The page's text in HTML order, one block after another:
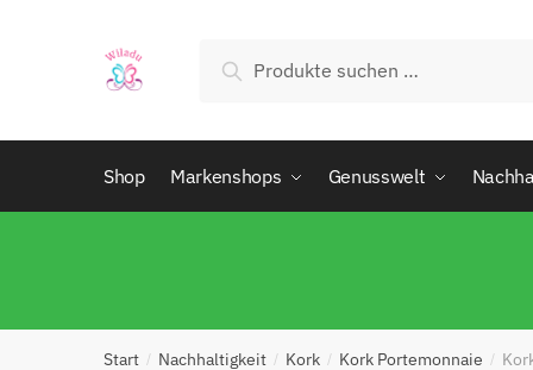
Suchen
Shop Markenshops Genusswelt
Start / Nachhaltigkeit / Kork / Kork Portemonnaie /